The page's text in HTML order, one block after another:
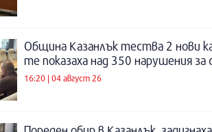
Община Казанлък тества 2 нови
те показаха над 350 нарушения за
16:20 | 04 август 26